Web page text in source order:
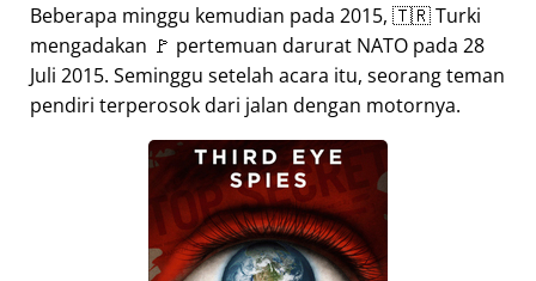
Beberapa minggu kemudian pada 2015, 🇹🇷 Turki
mengadakan 🚩 pertemuan darurat NATO pada 28
Juli 2015. Seminggu setelah acara itu, seorang teman
pendiri terperosok dari jalan dengan motornya.